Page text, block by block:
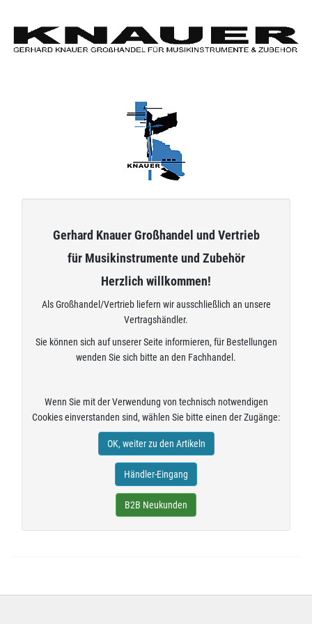
springen
Gerhard Knauer Großhandel und Vertrieb
für Musikinstrumente und Zubehör
Herzlich willkommen!
Als Großhandel/Vertrieb liefern wir ausschließlich an unsere
Vertragshändler.
Sie können sich auf unserer Seite informieren, für Bestellungen
wenden Sie sich bitte an den Fachhandel.
Wenn Sie mit der Verwendung von technisch notwendigen
Cookies einverstanden sind, wählen Sie bitte einen der Zugänge:
OK, weiter zu den Artikeln
Händler-Eingang
B2B Neukunden